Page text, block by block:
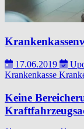
17.06.2019
Krankenkasse
Keine